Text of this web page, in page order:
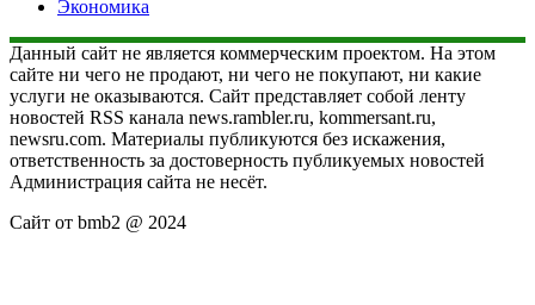
Экономика
Данный сайт не является коммерческим проектом. На этом
сайте ни чего не продают, ни чего не покупают, ни какие
услуги не оказываются. Сайт представляет собой ленту
новостей RSS канала news.rambler.ru, kommersant.ru,
newsru.com. Материалы публикуются без искажения,
ответственность за достоверность публикуемых новостей
Администрация сайта не несёт.
Сайт от bmb2 @ 2024